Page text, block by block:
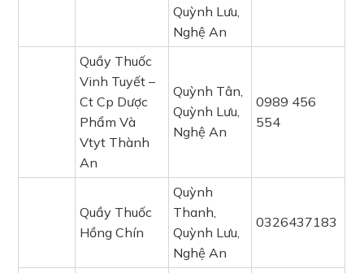
Quỳnh Lưu,
Nghệ An
Quầy Thuốc
Vinh Tuyết –
Ct Cp Dược
Phẩm Và
Vtyt Thành
An
Quỳnh Tân,
Quỳnh Lưu,
Nghệ An
0989 456
554
Quầy Thuốc
Hồng Chín
Quỳnh
Thanh,
Quỳnh Lưu,
Nghệ An
0326437183